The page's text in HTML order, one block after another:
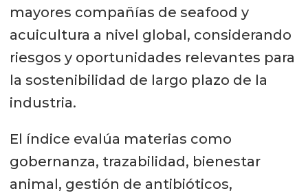
mayores compañías de seafood y
acuicultura a nivel global, considerando
riesgos y oportunidades relevantes para
la sostenibilidad de largo plazo de la
industria.
El índice evalúa materias como
gobernanza, trazabilidad, bienestar
animal, gestión de antibióticos,